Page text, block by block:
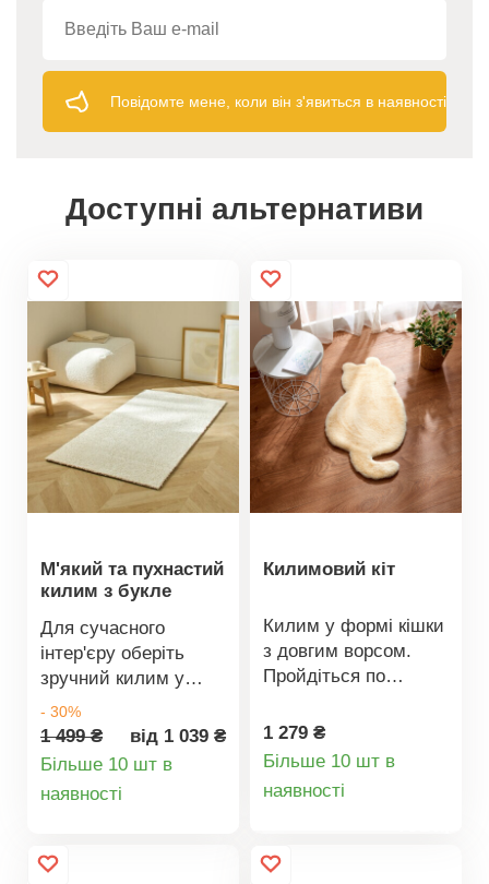
Повідомте мене, коли він з'явиться в наявності
Доступні альтернативи
М'який та пухнастий
килим з букле
Для сучасного
інтер'єру оберіть
зручний килим у
широкій кольоровій
палітрі. М'який та
комфортний.
прямокутних та 2
Легкий у догляді.
Рекомендуємо
- 30%
1 499 ₴
від 1 039 ₴
Більше 10 шт в
наявності
Килимовий кіт
Килим у формі кішки
з довгим ворсом.
Пройдіться по
поверхні.
Декоративний, а
слугувати затишним
крісла. Довгий ворс.
Декоративний +
1 279 ₴
Більше 10 шт в
наявності